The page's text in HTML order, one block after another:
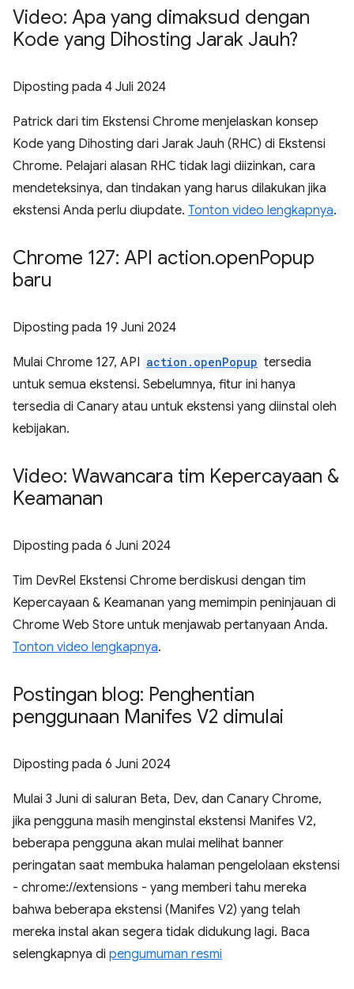
Video: Apa yang dimaksud dengan
Kode yang Dihosting Jarak Jauh?
Diposting pada 4 Juli 2024
Patrick dari tim Ekstensi Chrome menjelaskan konsep
Kode yang Dihosting dari Jarak Jauh (RHC) di Ekstensi
Chrome. Pelajari alasan RHC tidak lagi diizinkan, cara
mendeteksinya, dan tindakan yang harus dilakukan jika
ekstensi Anda perlu diupdate. Tonton video lengkapnya.
Chrome 127: API action.openPopup
baru
Diposting pada 19 Juni 2024
Mulai Chrome 127, API action.openPopup tersedia
untuk semua ekstensi. Sebelumnya, fitur ini hanya
tersedia di Canary atau untuk ekstensi yang diinstal oleh
kebijakan.
Video: Wawancara tim Kepercayaan &
Keamanan
Diposting pada 6 Juni 2024
Tim DevRel Ekstensi Chrome berdiskusi dengan tim
Kepercayaan & Keamanan yang memimpin peninjauan di
Chrome Web Store untuk menjawab pertanyaan Anda.
Tonton video lengkapnya.
Postingan blog: Penghentian
penggunaan Manifes V2 dimulai
Diposting pada 6 Juni 2024
Mulai 3 Juni di saluran Beta, Dev, dan Canary Chrome,
jika pengguna masih menginstal ekstensi Manifes V2,
beberapa pengguna akan mulai melihat banner
peringatan saat membuka halaman pengelolaan ekstensi
- chrome://extensions - yang memberi tahu mereka
bahwa beberapa ekstensi (Manifes V2) yang telah
mereka instal akan segera tidak didukung lagi. Baca
selengkapnya di pengumuman resmi